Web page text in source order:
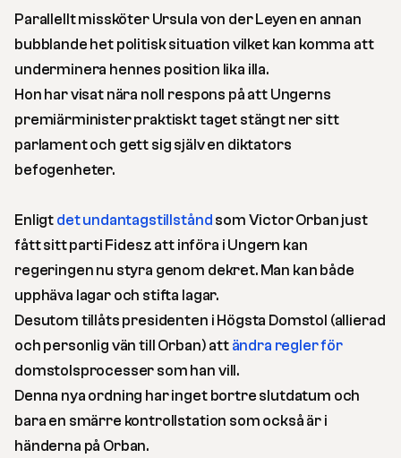
Parallellt missköter Ursula von der Leyen en annan
bubblande het politisk situation vilket kan komma att
underminera hennes position lika illa.
Hon har visat nära noll respons på att Ungerns
premiärminister praktiskt taget stängt ner sitt
parlament och gett sig själv en diktators
befogenheter.
Enligt det undantagstillstånd som Victor Orban just
fått sitt parti Fidesz att införa i Ungern kan
regeringen nu styra genom dekret. Man kan både
upphäva lagar och stifta lagar.
Desutom tillåts presidenten i Högsta Domstol (allierad
och personlig vän till Orban) att ändra regler för
domstolsprocesser som han vill.
Denna nya ordning har inget bortre slutdatum och
bara en smärre kontrollstation som också är i
händerna på Orban.